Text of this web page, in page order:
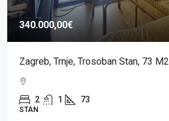
340.000,00€
Zagreb, Trnje, Trosoban Stan, 73 M2
2 1 73
STAN